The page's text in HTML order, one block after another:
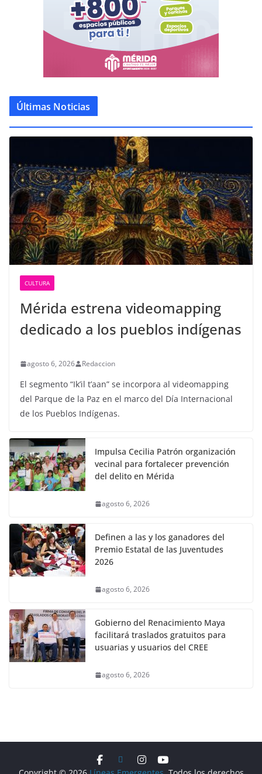
Últimas Noticias
CULTURA
Mérida estrena videomapping
dedicado a los pueblos indígenas
agosto 6, 2026 Redaccion
El segmento “Ik’il t’aan” se incorpora al videomapping
del Parque de la Paz en el marco del Día Internacional
de los Pueblos Indígenas.
Impulsa Cecilia Patrón organización
vecinal para fortalecer prevención
del delito en Mérida
agosto 6, 2026
Definen a las y los ganadores del
Premio Estatal de las Juventudes
2026
agosto 6, 2026
Gobierno del Renacimiento Maya
facilitará traslados gratuitos para
usuarias y usuarios del CREE
agosto 6, 2026